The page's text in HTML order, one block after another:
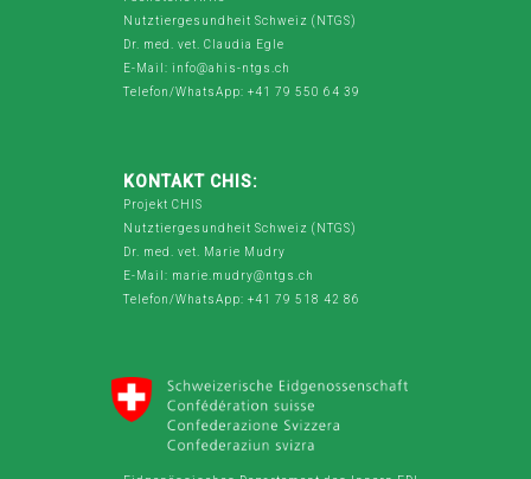
Nutztiergesundheit Schweiz (NTGS)
Dr. med. vet. Claudia Egle
E-Mail: info@ahis-ntgs.ch
Telefon/WhatsApp: +41 79 550 64 39
KONTAKT CHIS:
Projekt CHIS
Nutztiergesundheit Schweiz (NTGS)
Dr. med. vet. Marie Mudry
E-Mail: marie.mudry@ntgs.ch
Telefon/WhatsApp: +41 79 518 42 86